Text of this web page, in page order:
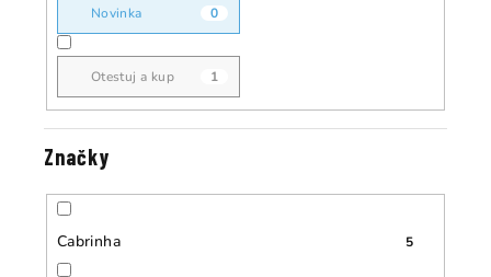
Novinka 0
Otestuj a kup 1
Značky
Cabrinha 5